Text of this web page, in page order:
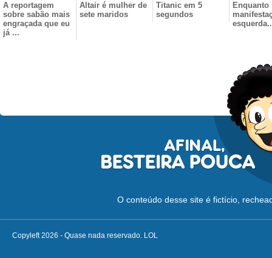
A reportagem
sobre sabão mais
engraçada que eu
já ...
Altair é mulher de
sete maridos
Titanic em 5
segundos
Enquanto
O conteúdo desse site é fictício,
Copyleft 2026 - Quase nada reservado. LOL